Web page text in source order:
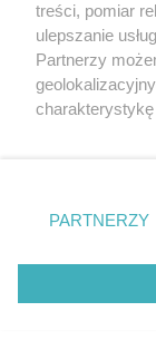
treści, pomiar
ulepszanie
Partnerzy
zmienić/
znajdujący się
rodzaje
użytkownika,
przetwarzaniu.
PARTNERZY